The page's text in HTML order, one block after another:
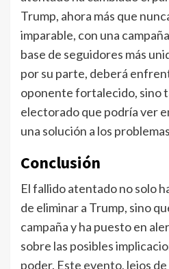
Trump, ahora más que
imparable, con una
base de seguidores más
por su parte, deberá
oponente fortalecido, sino
electorado que podría ver
una solución a los
Conclusión
El fallido atentado no solo
de eliminar a Trump, sino
campaña y ha puesto en
sobre las posibles
poder. Este evento, lejos